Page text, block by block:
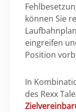
können Sie
eingreifen
Position
In
des Rexx